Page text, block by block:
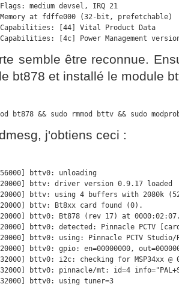
medium devsel, IRQ 21
at fdffe000 (32-bit, prefetchable)
[44] Vital Product Data
[4c] Power Management
semble être reconnue.
bt878 et installé le module
bt878 && sudo rmmod bttv && sudo
j'obtiens ceci :
bttv0: unloading
bttv: driver version 0.9.17 loaded
bttv: using 4 buffers with 2080k
bttv: Bt8xx card found (0).
bttv0: Bt878 (rev 17) at
bttv0: detected: Pinnacle PCTV
bttv0: using: Pinnacle PCTV
bttv0: gpio: en=00000000,
bttv0: i2c: checking for MSP34xx
bttv0: pinnacle/mt: id=4
bttv0: using tuner=3